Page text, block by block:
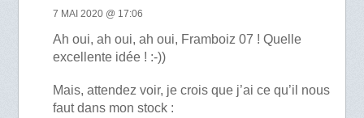
7 MAI 2020 @ 17:06
Ah oui, ah oui, ah oui, Framboiz 07 ! Quelle
excellente idée ! :-))
Mais, attendez voir, je crois que j’ai ce qu’il nous
faut dans mon stock :